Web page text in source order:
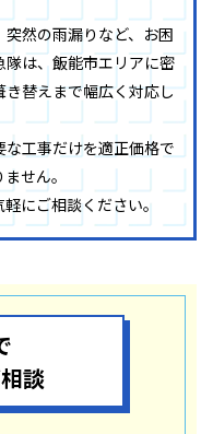
然の雨漏りなど、お困
は、飯能市エリアに密
替えまで幅広く対応し
工事だけを適正価格で
せん。
にご相談ください。
談